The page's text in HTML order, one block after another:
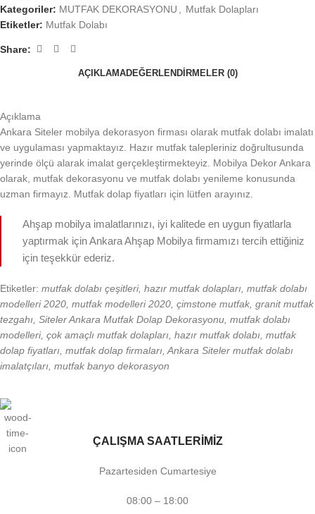
Kategoriler: MUTFAK DEKORASYONU
Mutfak Dolapları
Etiketler: Mutfak Dolabı
Share:
AÇIKLAMADEĞERLENDIRMELER (0)
Açıklama
Ankara Siteler mobilya dekorasyon firması olarak mutfak dolabı imalatı
ve uygulaması yapmaktayız. Hazır mutfak talepleriniz doğrultusunda
yerinde ölçü alarak imalat gerçekleştirmekteyiz. Mobilya Dekor Ankara
olarak, mutfak dekorasyonu ve mutfak dolabı yenileme konusunda
uzman firmayız. Mutfak dolap fiyatları için lütfen arayınız.
Ahşap mobilya imalatlarınızı, iyi kalitede en uygun fiyatlarla
yaptırmak için Ankara Ahşap Mobilya firmamızı tercih ettiğiniz
için teşekkür ederiz.
Etiketler: mutfak dolabı çeşitleri, hazır mutfak dolapları, mutfak dolabı
modelleri 2020, mutfak modelleri 2020, çimstone mutfak, granit mutfak
tezgahı, Siteler Ankara Mutfak Dolap Dekorasyonu, mutfak dolabı
modelleri, çok amaçlı mutfak dolapları, hazır mutfak dolabı, mutfak
dolap fiyatları, mutfak dolap firmaları, Ankara Siteler mutfak dolabı
imalatçıları, mutfak banyo dekorasyon
ÇALIŞMA SAATLERİMİZ
Pazartesiden Cumartesiye
08:00 – 18:00